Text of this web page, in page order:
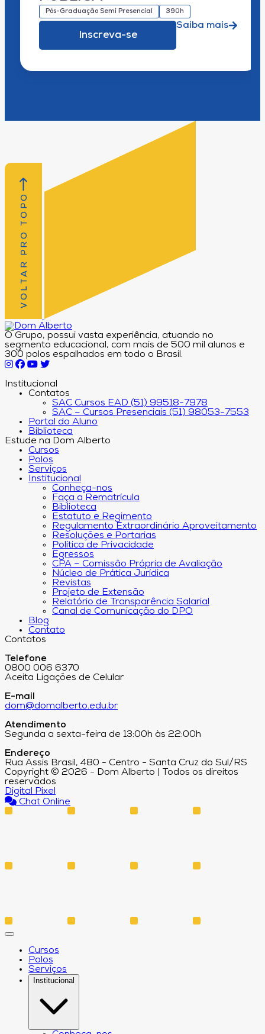
Pós-Graduação Semi Presencial 390h
Inscreva-se
Saiba mais
VOLTAR PRO TOPO
O Grupo, possui vasta experiência, atuando no
segmento educacional, com mais de 500 mil alunos e
300 polos espalhados em todo o Brasil.
Institucional
Contatos
SAC Cursos EAD (51) 99518-7978
SAC – Cursos Presenciais (51) 98053-7553
Portal do Aluno
Biblioteca
Estude na Dom Alberto
Cursos
Polos
Serviços
Institucional
Conheça-nos
Faça a Rematrícula
Biblioteca
Estatuto e Regimento
Regulamento Extraordinário Aproveitamento
Resoluções e Portarias
Política de Privacidade
Egressos
CPA – Comissão Própria de Avaliação
Núcleo de Prática Jurídica
Revistas
Projeto de Extensão
Relatório de Transparência Salarial
Canal de Comunicação do DPO
Blog
Contato
Contatos
Telefone
0800 006 6370
Aceita Ligações de Celular
E-mail
dom@domalberto.edu.br
Atendimento
Segunda a sexta-feira de 13:00h às 22:00h
Endereço
Rua Assis Brasil, 480 - Centro - Santa Cruz do Sul/RS
Copyright © 2026 - Dom Alberto | Todos os direitos
reservados
Digital Pixel
Chat Online
Cursos
Polos
Serviços
Institucional